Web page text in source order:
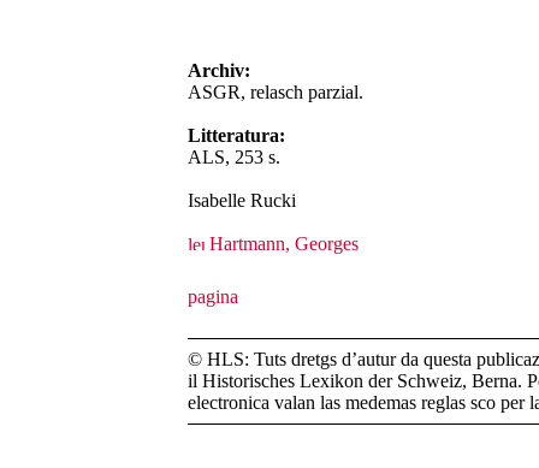
Archiv:
ASGR, relasch parzial.
Litteratura:
ALS, 253 s.
Isabelle Rucki
Hartmann, Georges
© HLS: Tuts dretgs d’autur da questa
il Historisches Lexikon der Schweiz, Berna.
electronica valan las medemas reglas sco per